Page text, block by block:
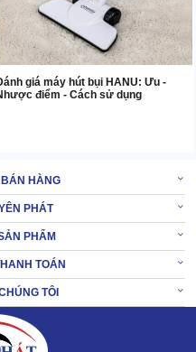
giá máy hút bụi HANU: Ưu -
điểm - Cách sử dụng
HÀNG
PHÁT
PHẨM
TOÁN
TÔI